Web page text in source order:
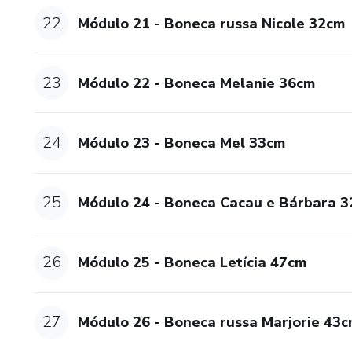
22 Módulo 21 - Boneca russa Nicole 32cm
23 Módulo 22 - Boneca Melanie 36cm
24 Módulo 23 - Boneca Mel 33cm
25 Módulo 24 - Boneca Cacau e Bárbara
26 Módulo 25 - Boneca Letícia 47cm
27 Módulo 26 - Boneca russa Marjorie